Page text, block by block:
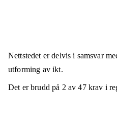
Nettstedet erdelvis i samsvar
utforming av ikt.
Det er brudd på 2av47krav i